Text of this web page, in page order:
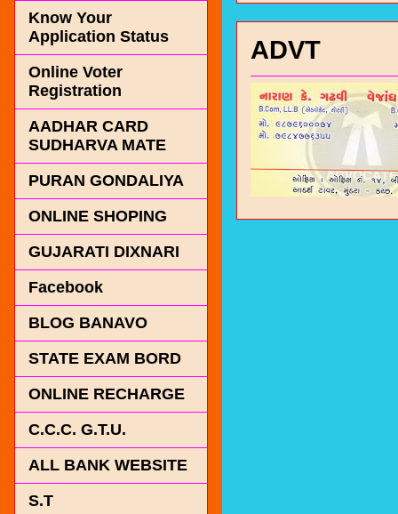
ADVT
Know Your
Application Status
Online Voter
Registration
AADHAR CARD
SUDHARVA MATE
PURAN GONDALIYA
ONLINE SHOPING
GUJARATI DIXNARI
Facebook
BLOG BANAVO
STATE EXAM BORD
ONLINE RECHARGE
C.C.C. G.T.U.
ALL BANK WEBSITE
S.T